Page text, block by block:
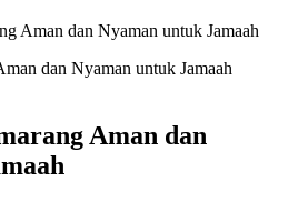
Aman dan Nyaman untuk Jamaah
Aman dan